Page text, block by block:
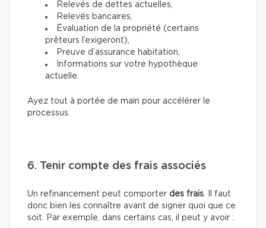
Relevés de dettes actuelles,
Relevés bancaires,
Évaluation de la propriété (certains
prêteurs l’exigeront),
Preuve d’assurance habitation,
Informations sur votre hypothèque
actuelle.
Ayez tout à portée de main pour accélérer le
processus.
6. Tenir compte des frais associés
Un refinancement peut comporter des frais. Il faut
donc bien les connaître avant de signer quoi que ce
soit. Par exemple, dans certains cas, il peut y avoir :